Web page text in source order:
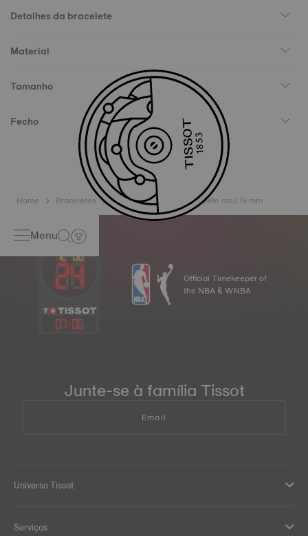
Detalhes da bracelete
Material
Tamanho
Fecho
Home Braceletes Bracelete Oficial Tissot pele azul 19 mm
Menu
07:06
Official Timekeeper of
the NBA & WNBA
Junte-se à família Tissot
Email
Universo Tissot
Serviços